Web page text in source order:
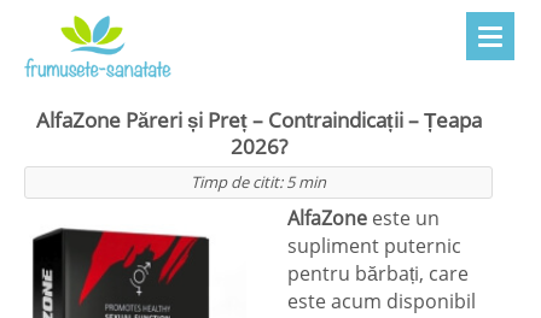
AlfaZone Păreri și Preț – Contraindicații – Țeapa
2026?
Timp de citit:5 min
AlfaZone este un
supliment puternic
pentru bărbați, care
este acum disponibil